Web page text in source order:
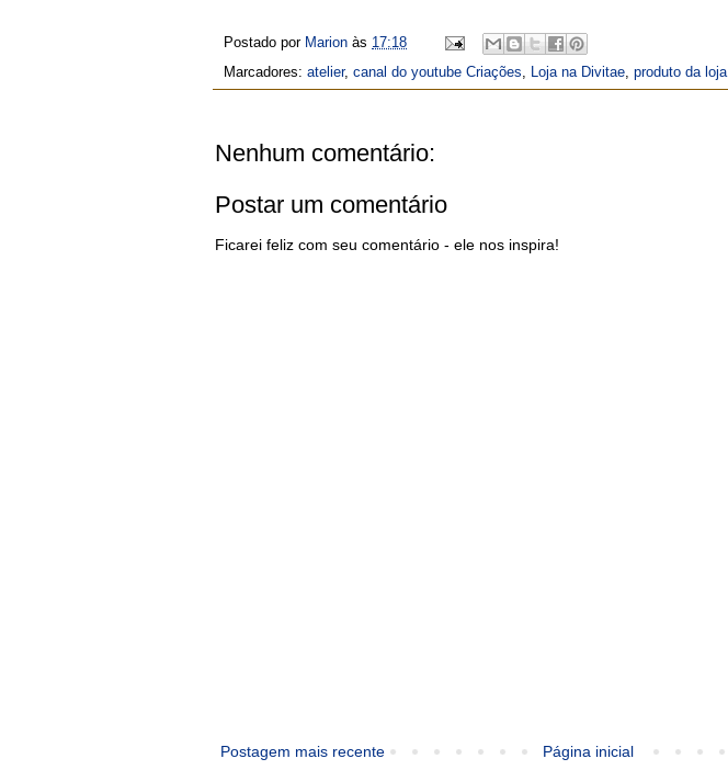
Postado por Marion às 17:18
Marcadores: atelier, canal do youtube Criações, Loja na Divitae, produto da loja
Nenhum comentário:
Postar um comentário
Ficarei feliz com seu comentário - ele nos inspira!
Postagem mais recente Página inicial